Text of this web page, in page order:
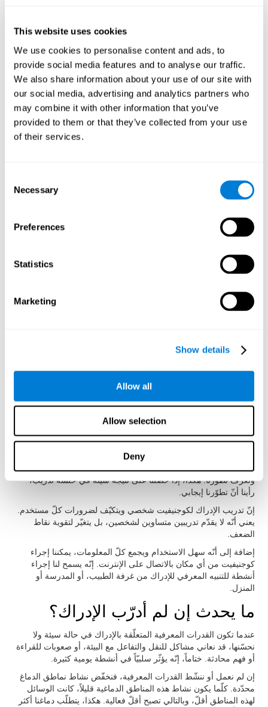
This website uses cookies
We use cookies to personalise content and ads, to
provide social media features and to analyse our traffic.
We also share information about your use of our site with
our social media, advertising and analytics partners who
may combine it with other information that you’ve
provided to them or that they’ve collected from your use
of their services.
Selection
Necessary
Preferences
Statistics
Marketing
Show details
Allow all
Allow selection
Deny
إنّ تدريب الإدراك لكوجنيفيت مؤلّف من أنشطة عصبية-نفسية تنشّط
الدماغ والقدرات المعرفية. تمثّل هذه الأنشطة هذه اجتهاداً لإدراكنا،
الأمر الذي يساعد في أدائنا.
يتمّ تنشيط المناطق المتعلّقة بأنشطة الإدراك بسبب الاجتهاد لتحقيق
مطالب التدريب. إنّ اللدونة العصبية هي الطريقة الدماغية التي تسمح
لدماغنا التكيّف لمطالب التدريب. يسمح لنا التكيّف وتغييرات اتّصالات
دماغنا استخدام القدرات المعرفية المتعلّقة بالإدراك في حياتنا اليومية
النشاط الجيّد للإدراك له أسس علميّ ثابت ويكيّف الأنشطة والصعوبة
بحسب ضروراتنا.
مزايا تمارين التنبيه المعرفي
للإدراك لكوجنيفيت
يعمل كوجنيفين منذ سنوات كثيرة لتكون أنشطة الإدراك ممتازة. إنّ
الغرض أن تكون تدريبات الإدراك سهلة الاستخدام وفعالة لتنشيط
محدّدة:
لإجراء أنشطة الإدراك لكوجنيفيت تكفي خطوى بسيطة. قد سهّل
إنّ الدافع عامل مهمّ لمدّة العلاج. لذلك، أنشأ كوجنيفيت أنشطة للإدراك
يجب أن نفهم التعليمات بسرعة وبدون اجتهاد. للحصول على هذا الهدف،
الفهم والتذكّر.
إنّه مهمّ جدّاً تلقّي تقرير سهل الفهم لنعرف ما الذي يقوم به بشكل جيد
وما الذي يجب أن نحسّنه. يقدّم كوجنيفيت تقريرا كاملا للنتائج بعد كلّ
يحفظ كوجنيفيت النتائج المعرفية، جلسة بعد جلسة، لنرى تقدّمنا
ونعرف تطوّرنا. هكذا، إذا حصلنا على نتيجة سيئة في حلسة تدريب،
رأينا أنّ تطوّرنا إيجابي.
إنّ تدريب الإدراك لكوجنيفيت شخصي ويتكيّف لضرورات كلّ مستخدم.
يعني أنّه لا يقدّم تدريبين متساوين لشخصين، بل يتغيّر لتقوية نقاط
الضعف.
إضافة إلى أنّه سهل الاستخدام ويجمع كلّ المعلومات، يمكننا إجراء
كوجنيفيت من أي مكان بالاتصال على الإنترنت. إنّه يسمح لنا إجراء
أنشطة للتنبيه المعرفي للإدراك من غرفة الطبيب، أو المدرسة أو
المنزل.
ما يحدث إن لم أدرّب الإدراك؟
عندما تكون القدرات المعرفية المتعلّقة بالإدراك في حالة سيئة ولا
نحسّنها، قد نعاني مشاكل للنقل والتفاعل مع البيئة، أو صعوبات للقراءة
أو فهم محادثة. ختاماً، إنّه يؤثّر سلبيّاً في أنشطة يومية كثيرة.
إن لم نعمل أو ننشّط القدرات المعرفية، فنخفّض نشاط نماطق الدماغ
محدّدة. كلّما يكون نشاط هذه المناطق الدماغية قليلاً، كانت الوسائل
لهذه المناطق أقلّ، وبالتالي تصبح أقلّ فعالية. هكذا، يتطلّب دماغنا أكثر